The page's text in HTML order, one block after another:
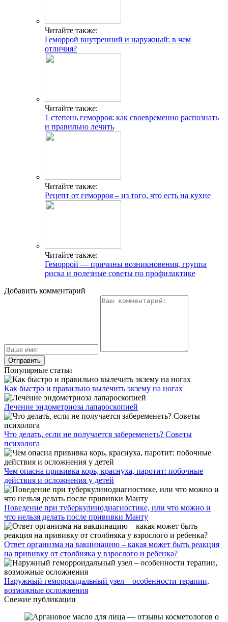
Читайте также:
Геморрой внутренний и наружный: в чем
отличия?
Читайте также:
1 степень геморроя: как своевременно распознать
и правильно лечить
Читайте также:
Рецепт от геморроя – из того, что есть на кухне
Читайте также:
Геморрой — причины возникновения, группа
риска и полезные советы по профилактике
Добавить комментарий
Популярные статьи
Как быстро и правильно вылечить экзему на ногах
Лечение эндометриоза лапароскопией
Что делать, если не получается забеременеть? Советы
психолога
Чем опасна прививка корь, краснуха, паротит: побочные
действия и осложнения у детей
Поведение при туберкулинодиагностике, или что можно и
что нельзя делать после прививки Манту
Ответ организма на вакцинацию – какая может быть реакция
на прививку от столбняка у взрослого и ребенка?
Наружный геморроидальный узел – особенности терапии,
возможные осложнения
Свежие публикации